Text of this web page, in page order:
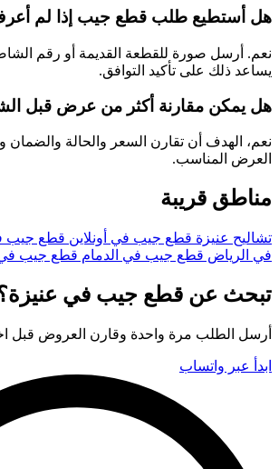
هل أستطيع طلب قطع جيب إذا لم
نعم. أرسل صورة للقطعة القديمة أو رقم
يساعد ذلك على تأكيد التوافق.
هل يمكن مقارنة أكثر من عرض قبل
نعم، الهدف أن تقارن السعر والحالة والضمان
العرض المناسب.
مناطق قريبة
تشاليح عنيزة قطع جيب في أونلاين قطع جيب
في الرياض قطع جيب في الدمام قطع جيب في
تبحث عن قطع جيب في
أرسل الطلب مرة واحدة وقارن العروض قبل
ابدأ عبر واتساب